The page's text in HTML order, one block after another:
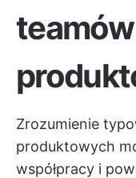
teamów
Zrozumienie
produktowych
współpracy i